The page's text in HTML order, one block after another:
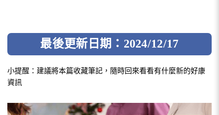
最後更新日期：2024/12/17
小提醒：建議將本篇收藏筆記，隨時回來看看有什麼新的好康
資訊